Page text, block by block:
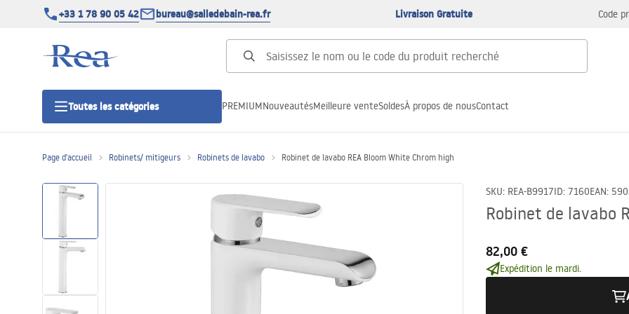
+33 1 78 90 05 42 bureau@salledebain-rea.fr Livraison Gratuite Code
Toutes les catégories
Receveurs de douche
Caniveaux de douche
PREMIUMNouveautésMeilleure venteSoldesÀ propos de nousContact
Page d'accueil Robinets/ mitigeurs Robinets de lavabo Robinet de lavabo REA Bloom White Chrom high
SKU: REA-B9917ID: 7160EAN:
Robinet de lavabo
82,00 €
Expédition le mardi.